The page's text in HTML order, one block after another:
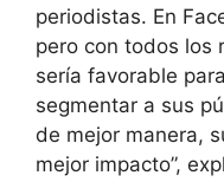
periodistas. En
pero con todos los
sería favorable
segmentar a sus
de mejor manera,
mejor impacto”,